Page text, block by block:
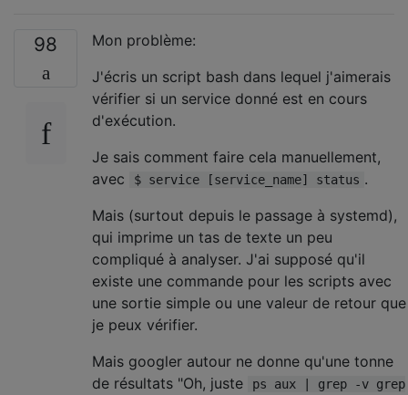
98
Mon problème:
J'écris un script bash dans lequel j'aimerais
vérifier si un service donné est en cours
d'exécution.
Je sais comment faire cela manuellement,
avec
$ service [service_name] status .
Mais (surtout depuis le passage à systemd),
qui imprime un tas de texte un peu
compliqué à analyser. J'ai supposé qu'il
existe une commande pour les scripts avec
une sortie simple ou une valeur de retour que
je peux vérifier.
Mais googler autour ne donne qu'une tonne
de résultats "Oh, juste
ps aux | grep -v grep